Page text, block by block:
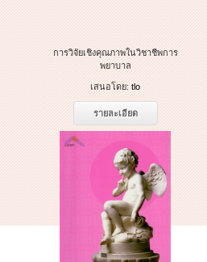
การวิจัยเชิงคุณภาพในวิชาชีพการ
พยาบาล
เสนอโดย: tlo
รายละเอียด